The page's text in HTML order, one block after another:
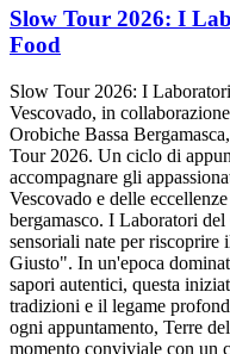
Slow Tour 2026: I
Food
Slow Tour 2026: I
Vescovado, in
Orobiche Bassa
Tour 2026. Un ciclo di
accompagnare gli
Vescovado e delle
bergamasco. I Laboratori
sensoriali nate per
Giusto". In un'epoca
sapori autentici, questa
tradizioni e il legame
ogni appuntamento, Terre
momento conviviale con un